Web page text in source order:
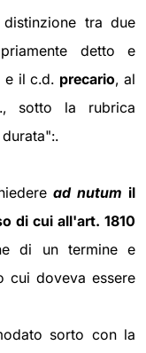
tra due
detto e
e il c.d. precario, al
sotto la rubrica
ad nutum il
di cui all'art. 1810
di un termine e
cui doveva essere
sorto con la